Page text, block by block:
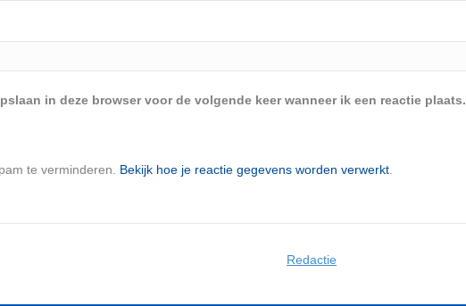
in deze browser voor de volgende keer wanneer ik een reactie plaats.
te verminderen. Bekijk hoe je reactie gegevens worden verwerkt
Redactie